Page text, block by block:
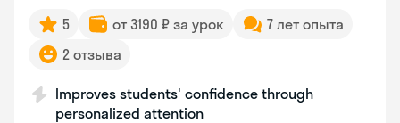
5 от 3190 ₽ за урок
7 лет опыта
2 отзыва
Improves students' confidence through
personalized attention